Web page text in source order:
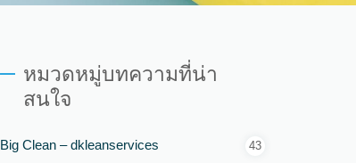
หมวดหมู่บทความที่น่า
สนใจ
Big Clean – dkleanservices 43